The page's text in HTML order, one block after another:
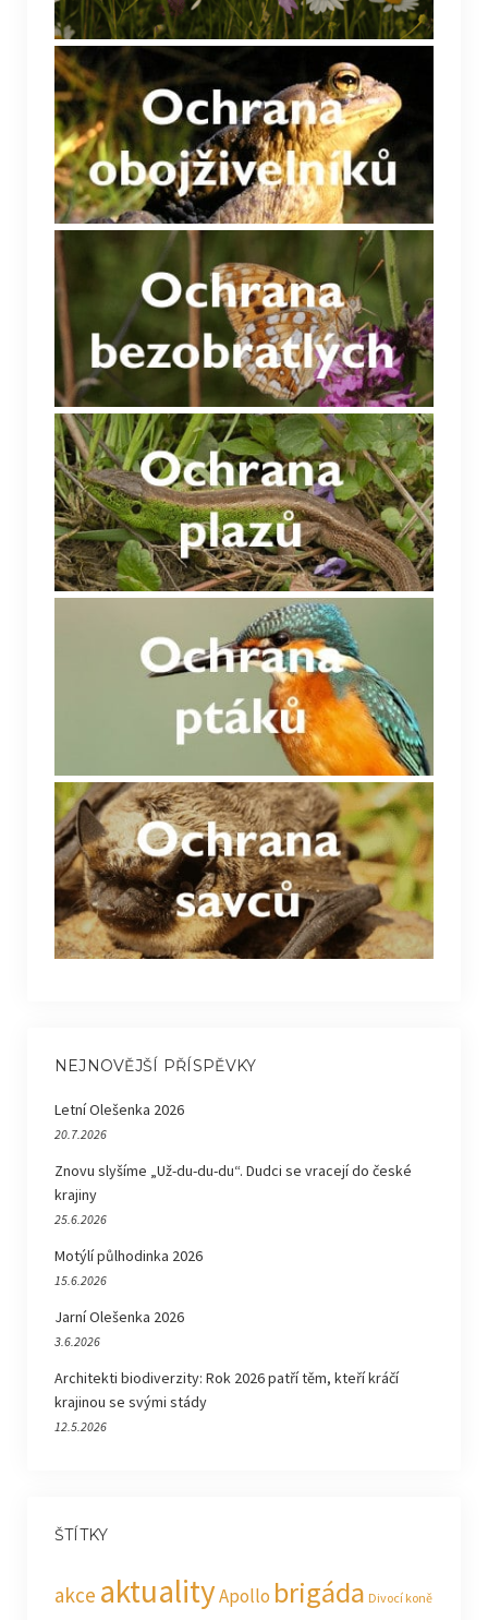
NEJNOVĚJŠÍ PŘÍSPĚVKY
Letní Olešenka 2026
20.7.2026
Znovu slyšíme „Už-du-du-du“. Dudci se vracejí do české
krajiny
25.6.2026
Motýlí půlhodinka 2026
15.6.2026
Jarní Olešenka 2026
3.6.2026
Architekti biodiverzity: Rok 2026 patří těm, kteří kráčí
krajinou se svými stády
12.5.2026
ŠTÍTKY
akce aktualityApollo brigáda Divocí koně